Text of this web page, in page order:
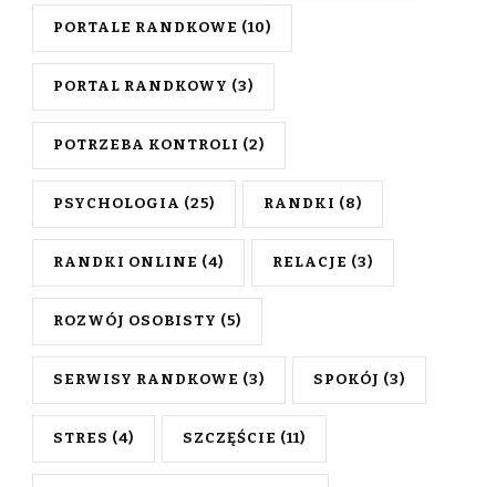
PORTALE RANDKOWE (10)
PORTAL RANDKOWY (3)
POTRZEBA KONTROLI (2)
PSYCHOLOGIA (25) RANDKI (8)
RANDKI ONLINE (4) RELACJE (3)
ROZWÓJ OSOBISTY (5)
SERWISY RANDKOWE (3) SPOKÓJ (3)
STRES (4) SZCZĘŚCIE (11)